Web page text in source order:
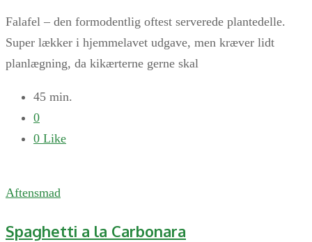
Falafel – den formodentlig oftest serverede plantedelle.
Super lækker i hjemmelavet udgave, men kræver lidt
planlægning, da kikærterne gerne skal
45 min.
0
0 Like
Aftensmad
Spaghetti a la Carbonara